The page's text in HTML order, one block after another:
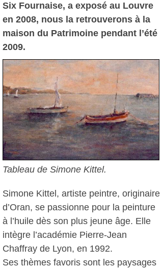
Six Fournaise, a exposé au Louvre
en 2008, nous la retrouverons à la
maison du Patrimoine pendant l’été
2009.
Tableau de Simone Kittel.
Simone Kittel, artiste peintre, originaire
d’Oran, se passionne pour la peinture
à l’huile dès son plus jeune âge. Elle
intègre l’académie Pierre-Jean
Chaffray de Lyon, en 1992.
Ses thèmes favoris sont les paysages